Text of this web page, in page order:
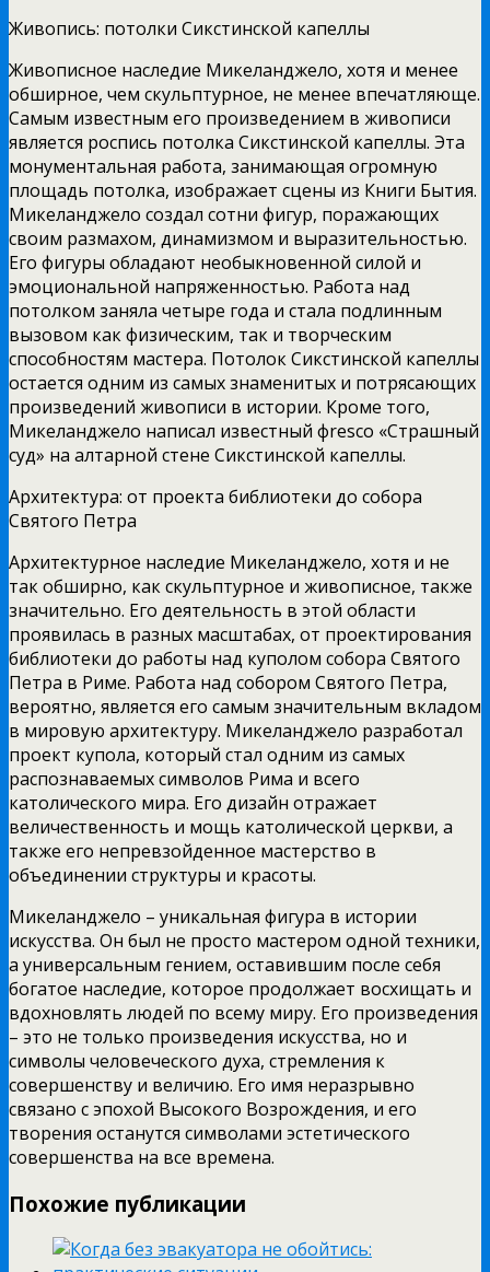
Живопись: потолки Сикстинской капеллы
Живописное наследие Микеланджело, хотя и менее
обширное, чем скульптурное, не менее впечатляюще.
Самым известным его произведением в живописи
является роспись потолка Сикстинской капеллы. Эта
монументальная работа, занимающая огромную
площадь потолка, изображает сцены из Книги Бытия.
Микеланджело создал сотни фигур, поражающих
своим размахом, динамизмом и выразительностью.
Его фигуры обладают необыкновенной силой и
эмоциональной напряженностью. Работа над
потолком заняла четыре года и стала подлинным
вызовом как физическим, так и творческим
способностям мастера. Потолок Сикстинской капеллы
остается одним из самых знаменитых и потрясающих
произведений живописи в истории. Кроме того,
Микеланджело написал известный фresco «Страшный
суд» на алтарной стене Сикстинской капеллы.
Архитектура: от проекта библиотеки до собора
Святого Петра
Архитектурное наследие Микеланджело, хотя и не
так обширно, как скульптурное и живописное, также
значительно. Его деятельность в этой области
проявилась в разных масштабах, от проектирования
библиотеки до работы над куполом собора Святого
Петра в Риме. Работа над собором Святого Петра,
вероятно, является его самым значительным вкладом
в мировую архитектуру. Микеланджело разработал
проект купола, который стал одним из самых
распознаваемых символов Рима и всего
католического мира. Его дизайн отражает
величественность и мощь католической церкви, а
также его непревзойденное мастерство в
объединении структуры и красоты.
Микеланджело – уникальная фигура в истории
искусства. Он был не просто мастером одной техники,
а универсальным гением, оставившим после себя
богатое наследие, которое продолжает восхищать и
вдохновлять людей по всему миру. Его произведения
– это не только произведения искусства, но и
символы человеческого духа, стремления к
совершенству и величию. Его имя неразрывно
связано с эпохой Высокого Возрождения, и его
творения останутся символами эстетического
совершенства на все времена.
Похожие публикации